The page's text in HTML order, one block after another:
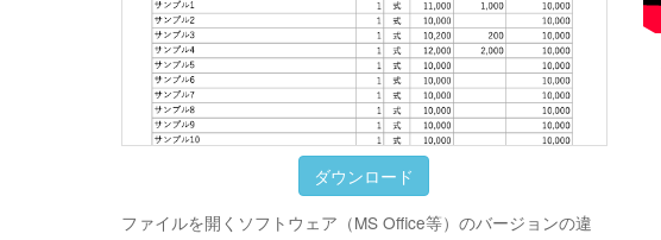
ダウンロード
ファイルを開くソフトウェア（MS Office等）のバージョンの違